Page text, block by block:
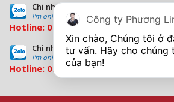
Chi nhánh Đà Nẵng
I'm online
Hotline: 0963 544 563
Chi
I'm
Hotline:
Chi nhánh Bình Dương
I'm online
Hotline: 0933 569 039
Công ty Phương
Xin chào, Chúng tôi ở
tư vấn. Hãy cho chúng